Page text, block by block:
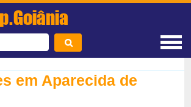
em Aparecida de